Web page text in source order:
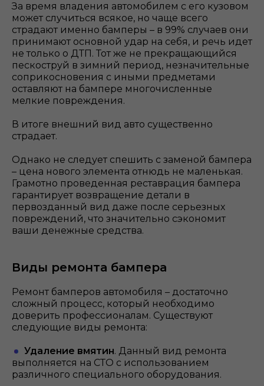
За время владения автомобилем с его кузовом
может случиться всякое, но чаще всего
страдают именно бамперы – в 99% случаев они
принимают основной удар на себя, и речь идет
не только о ДТП. Тот же не прекращающийся
пескоструй в зимний период, незначительные
соприкосновения с иными предметами
оставляют на бампере многочисленные
мелкие повреждения.
В итоге внешний вид авто существенно
страдает.
Однако не следует спешить с заменой бампера
– цена нового элемента отнюдь не маленькая.
Грамотно проведенная реставрация бампера
гарантирует возвращение детали в
первозданный вид даже после серьезных
повреждений, что значительно сэкономит
ваши денежные средства.
Виды ремонта бампера
Ремонт бамперов автомобиля – достаточно
сложный процесс, который необходимо
доверить профессионалам. Существуют
следующие виды ремонта:
Удаление вмятин. Данный вид ремонта
выполняется на СТО с использованием
различного специального оборудования.